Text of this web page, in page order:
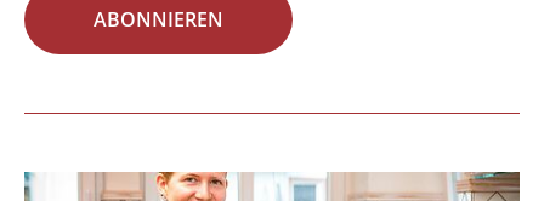
ABONNIEREN